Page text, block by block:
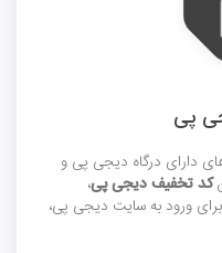
فروشگاه‌های دارای درگاه دیجی پی و
کد تخفیف دیجی پی،
برای ورود به سایت دیجی پی،